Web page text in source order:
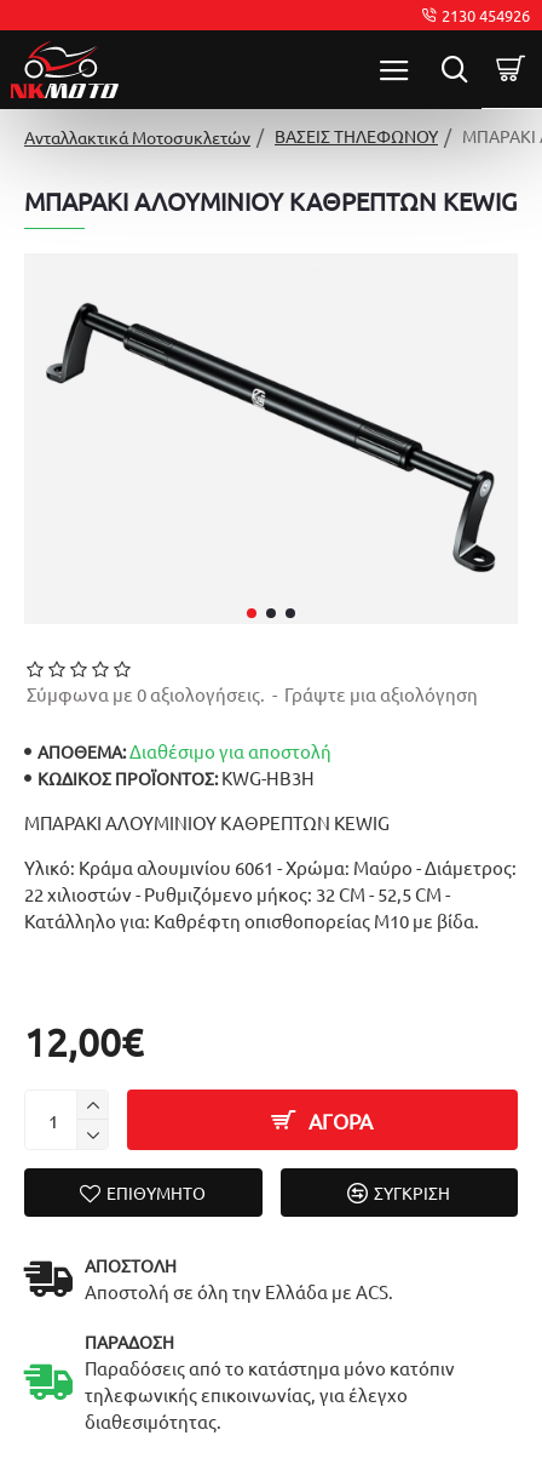
2130 454926
Ανταλλακτικά Μοτοσυκλετών ΒΑΣΕΙΣ ΤΗΛΕΦΩΝΟΥ ΜΠΑΡΑΚΙ
ΜΠΑΡΑΚΙ ΑΛΟΥΜΙΝΙΟΥ ΚΑΘΡΕΠΤΩΝ KEWIG
ΜΠΑΡΑΚΙ ΑΛΟΥΜΙΝΙΟΥ ΚΑΘΡΕΠΤΩΝ KEWIG
Υλικό: Κράμα αλουμινίου 6061 - Χρώμα: Μαύρο - Διάμετρος:
22 χιλιοστών - Ρυθμιζόμενο μήκος: 32 CM - 52,5 CM -
Κατάλληλο για: Καθρέφτη οπισθοπορείας M10 με βίδα.
ΑΠΟΘΕΜΑ:Διαθέσιμο για αποστολή
ΚΩΔΙΚΌΣ ΠΡΟΪΌΝΤΟΣ: KWG-HB3H
Σύμφωνα με 0 αξιολογήσεις. - Γράψτε μια αξιολόγηση
12,00€
ΑΓΟΡΑ
ΕΠΙΘΥΜΗΤΌ ΣΎΓΚΡΙΣΗ
ΑΠΟΣΤΟΛΉ
Αποστολή σε όλη την Ελλάδα με ACS.
ΠΑΡΆΔΟΣΗ
Παραδόσεις από το κατάστημα μόνο κατόπιν
τηλεφωνικής επικοινωνίας, για έλεγχο
διαθεσιμότητας.